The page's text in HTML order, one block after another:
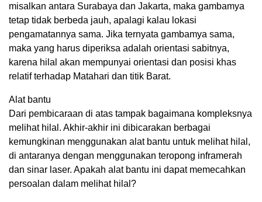
misalkan antara Surabaya dan Jakarta, maka gambamya
tetap tidak berbeda jauh, apalagi kalau lokasi
pengamatannya sama. Jika ternyata gambamya sama,
maka yang harus diperiksa adalah orientasi sabitnya,
karena hilal akan mempunyai orientasi dan posisi khas
relatif terhadap Matahari dan titik Barat.
Alat bantu
Dari pembicaraan di atas tampak bagaimana kompleksnya
melihat hilal. Akhir-akhir ini dibicarakan berbagai
kemungkinan menggunakan alat bantu untuk melihat hilal,
di antaranya dengan menggunakan teropong inframerah
dan sinar laser. Apakah alat bantu ini dapat memecahkan
persoalan dalam melihat hilal?